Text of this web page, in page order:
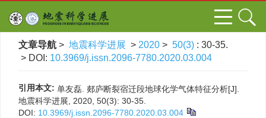
文章导航 > 地震科学进展 > 2020 > 50(3) : 30-35.
> DOI: 10.3969/j.issn.2096-7780.2020.03.004
引用本文: 单友磊. 郯庐断裂宿迁段地球化学气体特征分析[J].
地震科学进展, 2020, 50(3): 30-35.
DOI: 10.3969/j.issn.2096-7780.2020.03.004